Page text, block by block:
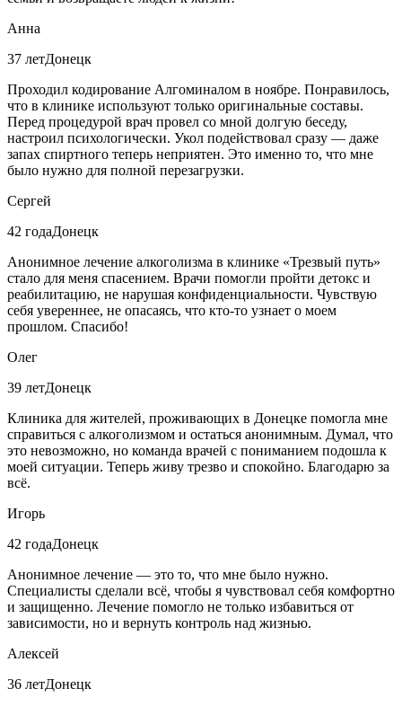
Анна
37 летДонецк
Проходил кодирование Алгоминалом в ноябре. Понравилось,
что в клинике используют только оригинальные составы.
Перед процедурой врач провел со мной долгую беседу,
настроил психологически. Укол подействовал сразу — даже
запах спиртного теперь неприятен. Это именно то, что мне
было нужно для полной перезагрузки.
Сергей
42 годаДонецк
Анонимное лечение алкоголизма в клинике «Трезвый путь»
стало для меня спасением. Врачи помогли пройти детокс и
реабилитацию, не нарушая конфиденциальности. Чувствую
себя увереннее, не опасаясь, что кто-то узнает о моем
прошлом. Спасибо!
Олег
39 летДонецк
Клиника для жителей, проживающих в Донецке помогла мне
справиться с алкоголизмом и остаться анонимным. Думал, что
это невозможно, но команда врачей с пониманием подошла к
моей ситуации. Теперь живу трезво и спокойно. Благодарю за
всё.
Игорь
42 годаДонецк
Анонимное лечение — это то, что мне было нужно.
Специалисты сделали всё, чтобы я чувствовал себя комфортно
и защищенно. Лечение помогло не только избавиться от
зависимости, но и вернуть контроль над жизнью.
Алексей
36 летДонецк